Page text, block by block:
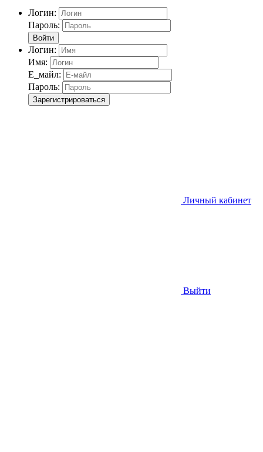
Логин:
Пароль:
Войти
Логин:
Имя:
Е_майл:
Пароль:
Зарегистрироваться
Личный кабинет
Выйти